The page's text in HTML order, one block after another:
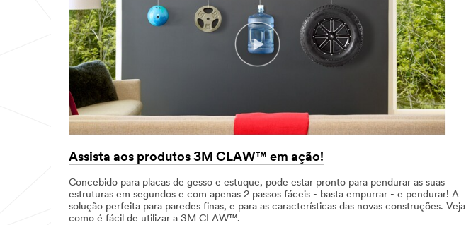
Assista aos produtos 3M CLAW™ em ação!
Concebido para placas de gesso e estuque, pode estar pronto para pendurar as suas
estruturas em segundos e com apenas 2 passos fáceis - basta empurrar - e pendurar! A
solução perfeita para paredes finas, e para as características das novas construções. Veja
como é fácil de utilizar a 3M CLAW™.